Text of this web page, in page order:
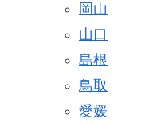
岡山
山口
島根
鳥取
愛媛